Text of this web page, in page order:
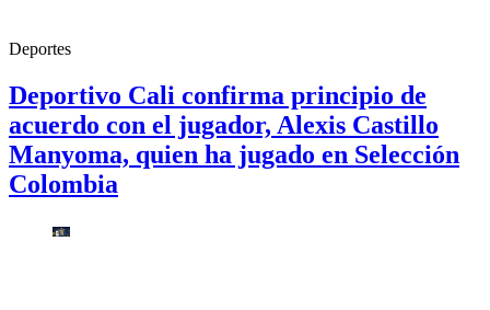
Deportes
Deportivo Cali confirma principio de
acuerdo con el jugador, Alexis Castillo
Manyoma, quien ha jugado en Selección
Colombia